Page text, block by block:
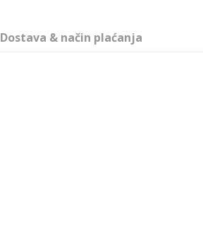
Dostava & način plaćanja